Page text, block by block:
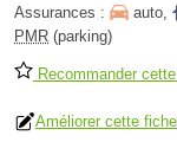
Assurances :
auto,
PMR (parking)
Recommander
Améliorer cette fiche